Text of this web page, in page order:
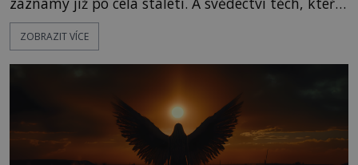
tvory s hlavou vlka a lidským tělem viděli na
vlastní oči, se množí dodnes! Že by se člověk
ZOBRAZIT VÍCE